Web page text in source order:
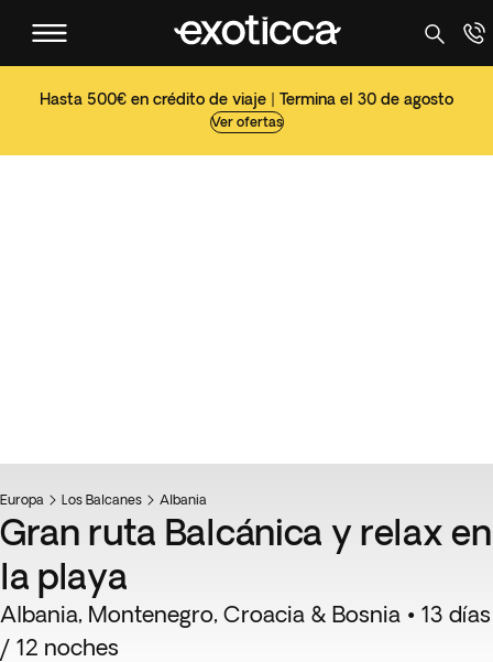
Hasta 500€ en crédito de viaje | Termina el 30 de agosto
Ver ofertas
Europa Los Balcanes Albania
Gran ruta Balcánica y relax en
la playa
Albania, Montenegro, Croacia & Bosnia • 13 días
/ 12 noches